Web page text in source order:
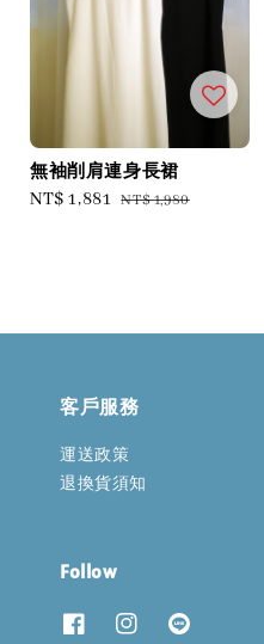
無袖削肩連身長裙
Sale
NT$ 1,881 Regular
NT$ 1,980
客戶服務
運送政策
退換貨須知
Follow